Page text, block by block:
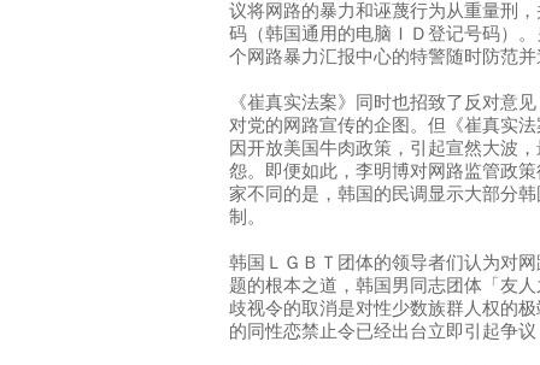
议将网路的暴力和诬蔑行为从重量刑
码（韩国通用的电脑ＩＤ登记号码）
个网路暴力汇报中心的特警随时防范
《崔真实法案》同时也招致了反对意
对党的网路宣传的企图。但《崔真实
因开放美国牛肉政策，引起宣然大波
怨。即便如此，李明博对网路监管政
家不同的是，韩国的民调显示大部分
制。
韩国ＬＧＢＴ团体的领导者们认为对
题的根本之道，韩国男同志团体「友
歧视令的取消是对性少数族群人权的
的同性恋禁止令已经出台立即引起争